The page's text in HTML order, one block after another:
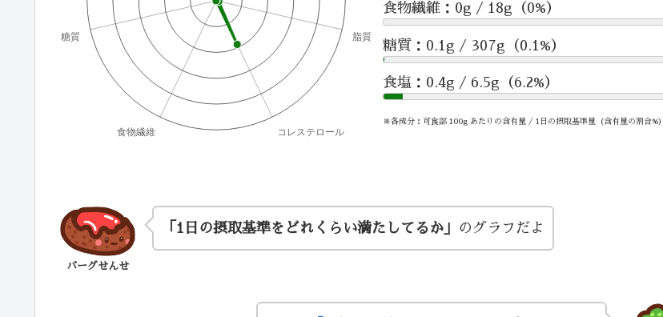
食物繊維：0g / 18g（0%）
糖質：0.1g / 307g（0.1%）
食塩：0.4g / 6.5g（6.2%）
※各成分：可食部 100g あたりの含有量 / 1日の摂取基準量（含有量の割合%）
バーグせんせ
「1日の摂取基準をどれくらい満たしてるか」 のグラフだよ